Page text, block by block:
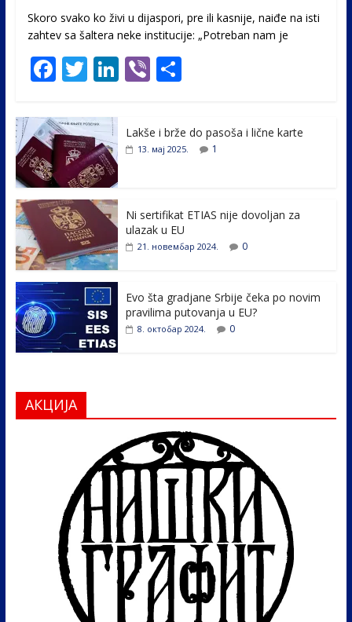
Skoro svako ko živi u dijaspori, pre ili kasnije, naiđe na isti
zahtev sa šaltera neke institucije: „Potreban nam je
F
e
b
o
o
k
T
itt
er
Li
e
Vi
er
S
ar
e
Lakše i brže do pasoša i lične karte
13. мај 2025. 1
Ni sertifikat ETIAS nije dovoljan za
ulazak u EU
21. новембар 2024. 0
Evo šta gradjane Srbije čeka po novim
pravilima putovanja u EU?
8. октобар 2024. 0
АКЦИЈА